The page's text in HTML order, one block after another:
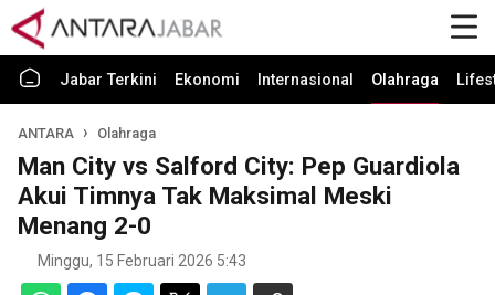
Jabar Terkini Ekonomi Internasional Olahraga
ANTARA Olahraga
Man City vs Salford City: Pep Guardiola
Akui Timnya Tak Maksimal Meski
Menang 2-0
Minggu, 15 Februari 2026 5:43